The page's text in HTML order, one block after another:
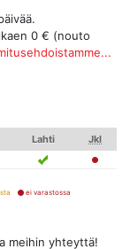
0 € (nouto
Lahti Jkl
ei varastossa
meihin yhteyttä!